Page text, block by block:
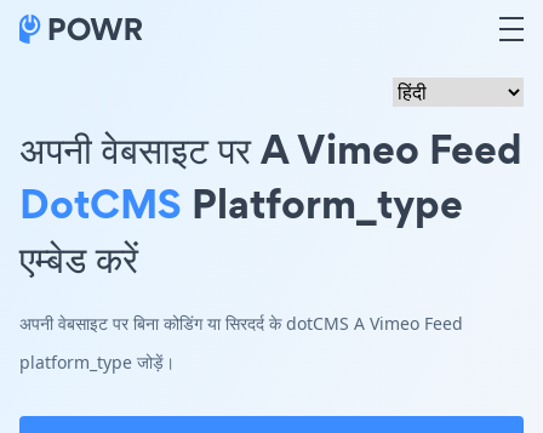
अपनी वेबसाइट पर A Vimeo Feed
DotCMS Platform_type
एम्बेड करें
अपनी वेबसाइट पर बिना कोडिंग या सिरदर्द के dotCMS A Vimeo Feed
platform_type जोड़ें।